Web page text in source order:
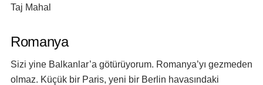
Taj Mahal
Romanya
Sizi yine Balkanlar’a götürüyorum. Romanya’yı gezmeden
olmaz. Küçük bir Paris, yeni bir Berlin havasındaki